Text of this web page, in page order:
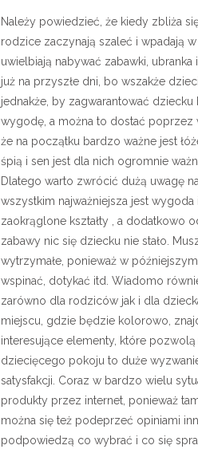
Należy powiedzieć, że kiedy zbliża
rodzice zaczynają szaleć i wpadają
uwielbiają nabywać zabawki,
już na przyszłe dni, bo wszakże
jednakże, by zagwarantować
wygodę, a można to dostać
że na początku bardzo ważne jest
śpią i sen jest dla nich ogromnie
Dlatego warto zwrócić dużą uwagę
wszystkim najważniejsza jest wygoda
zaokrąglone kształty , a dodatkowo
zabawy nic się dziecku nie stało.
wytrzymałe, ponieważ w
wspinać, dotykać itd. Wiadomo
zarówno dla rodziców jak i dla
miejscu, gdzie będzie kolorowo,
interesujące elementy, które
dziecięcego pokoju to duże
satysfakcji. Coraz w bardzo wielu
produkty przez internet, ponieważ
można się też podeprzeć opiniami
podpowiedzą co wybrać i co się